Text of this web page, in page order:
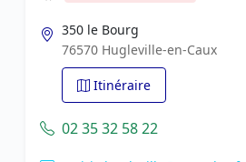
350 le Bourg
76570 Hugleville-en-Caux
Itinéraire
02 35 32 58 22